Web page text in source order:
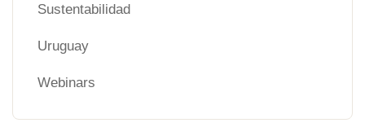
Sustentabilidad
Uruguay
Webinars